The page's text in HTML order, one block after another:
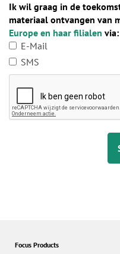
Ik wil graag in de
materiaal ontvangen van
Europe en haar filialen via:
E-Mail
SMS
Focus Products